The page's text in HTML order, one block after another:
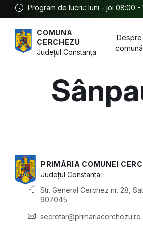
Program de lucru: luni - joi 08:00 -
COMUNA
CERCHEZU
JudețulConstanța
Despre
comună
PRIMĂRIA COMUNEI
JudețulConstanța
Str. General Cerchez nr. 28,
907045
secretar@primariacerchezu.ro